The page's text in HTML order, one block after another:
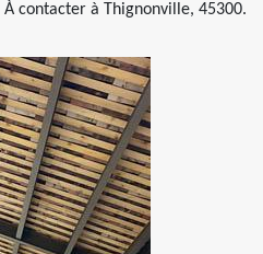
contacter à Thignonville, 45300.